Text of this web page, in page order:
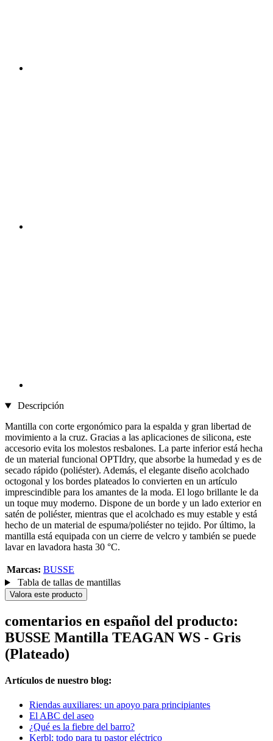
Descripción
Mantilla con corte ergonómico para la espalda y gran libertad de
movimiento a la cruz. Gracias a las aplicaciones de silicona, este
accesorio evita los molestos resbalones. La parte inferior está hecha
de un material funcional OPTIdry, que absorbe la humedad y es de
secado rápido (poliéster). Además, el elegante diseño acolchado
octogonal y los bordes plateados lo convierten en un artículo
imprescindible para los amantes de la moda. El logo brillante le da
un toque muy moderno. Dispone de un borde y un lado exterior en
satén de poliéster, mientras que el acolchado es muy estable y está
hecho de un material de espuma/poliéster no tejido. Por último, la
mantilla está equipada con un cierre de velcro y también se puede
lavar en lavadora hasta 30 °C.
Marcas: BUSSE
Tabla de tallas de mantillas
Valora este producto
comentarios en español del producto:
BUSSE Mantilla TEAGAN WS - Gris
(Plateado)
Artículos de nuestro blog:
Riendas auxiliares: un apoyo para principiantes
El ABC del aseo
¿Qué es la fiebre del barro?
Kerbl: todo para tu pastor eléctrico